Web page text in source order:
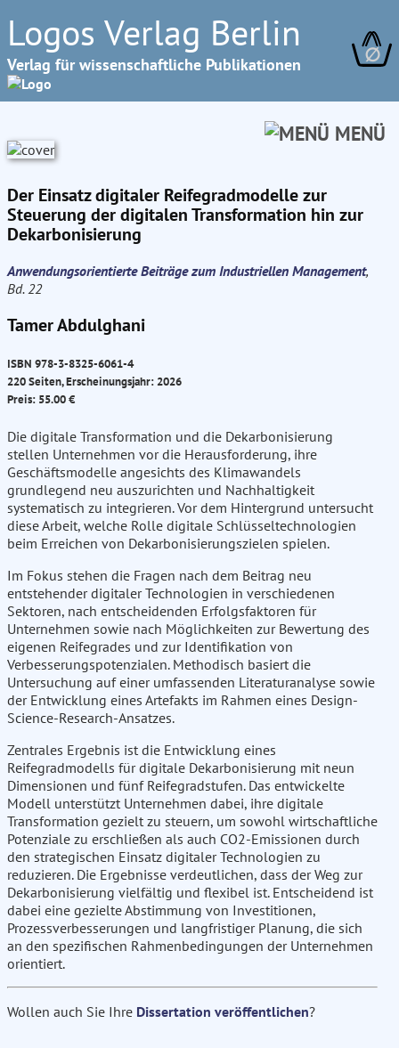
Logos Verlag Berlin
Verlag für wissenschaftliche Publikationen ∅
MENÜ
Der Einsatz digitaler Reifegradmodelle zur
Steuerung der digitalen Transformation hin zur
Dekarbonisierung
Anwendungsorientierte Beiträge zum Industriellen Management,
Bd. 22
Tamer Abdulghani
ISBN 978-3-8325-6061-4
220 Seiten, Erscheinungsjahr: 2026
Preis: 55.00 €
Die digitale Transformation und die Dekarbonisierung
stellen Unternehmen vor die Herausforderung, ihre
Geschäftsmodelle angesichts des Klimawandels
grundlegend neu auszurichten und Nachhaltigkeit
systematisch zu integrieren. Vor dem Hintergrund untersucht
diese Arbeit, welche Rolle digitale Schlüsseltechnologien
beim Erreichen von Dekarbonisierungszielen spielen.
Im Fokus stehen die Fragen nach dem Beitrag neu
entstehender digitaler Technologien in verschiedenen
Sektoren, nach entscheidenden Erfolgsfaktoren für
Unternehmen sowie nach Möglichkeiten zur Bewertung des
eigenen Reifegrades und zur Identifikation von
Verbesserungspotenzialen. Methodisch basiert die
Untersuchung auf einer umfassenden Literaturanalyse sowie
der Entwicklung eines Artefakts im Rahmen eines Design-
Science-Research-Ansatzes.
Zentrales Ergebnis ist die Entwicklung eines
Reifegradmodells für digitale Dekarbonisierung mit neun
Dimensionen und fünf Reifegradstufen. Das entwickelte
Modell unterstützt Unternehmen dabei, ihre digitale
Transformation gezielt zu steuern, um sowohl wirtschaftliche
Potenziale zu erschließen als auch CO2-Emissionen durch
den strategischen Einsatz digitaler Technologien zu
reduzieren. Die Ergebnisse verdeutlichen, dass der Weg zur
Dekarbonisierung vielfältig und flexibel ist. Entscheidend ist
dabei eine gezielte Abstimmung von Investitionen,
Prozessverbesserungen und langfristiger Planung, die sich
an den spezifischen Rahmenbedingungen der Unternehmen
orientiert.
Wollen auch Sie Ihre Dissertation veröffentlichen?